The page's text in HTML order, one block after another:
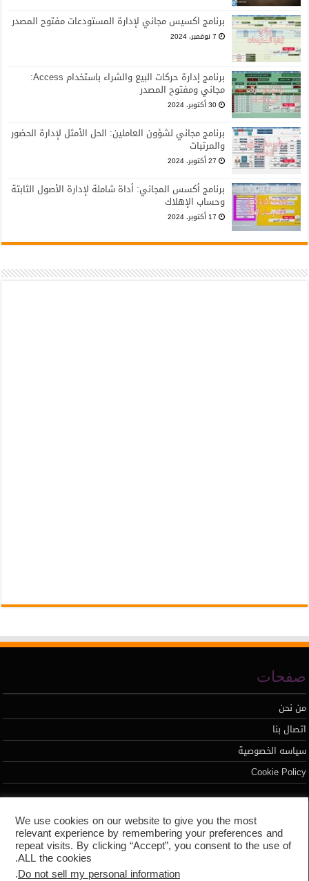
برنامج اكسيس مجاني لإدارة المستودعات مفتوح المصدر
7 نوفمبر، 2024
برنامج إدارة حركات البيع والشراء باستخدام Access:
مجاني ومفتوح المصدر
30 أكتوبر، 2024
برنامج مجاني لشؤون العاملين: الحل الأمثل لإدارة الحضور
والمرتبات
27 أكتوبر، 2024
برنامج أكسس المجاني: أداة شاملة لإدارة الأصول الثابتة
وحساب الإهلاك
17 أكتوبر، 2024
صفحات
من نحن
اتصال بنا
سياسه الخصوصية
Cookie Policy
تطوير محمد السيد
We use cookies on our website to give you the most
relevant experience by remembering your preferences and
repeat visits. By clicking “Accept”, you consent to the use of
ALL the cookies.
Do not sell my personal information
.